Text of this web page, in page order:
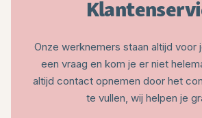
Onze werknemers staan altijd voor
een vraag en kom je er niet
altijd contact opnemen door het
te vullen, wij helpen je